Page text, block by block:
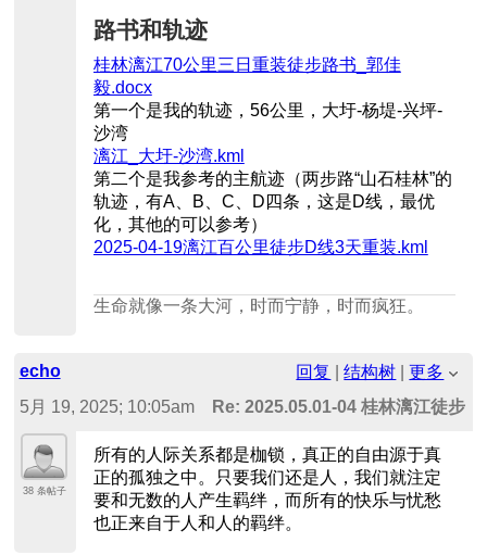
路书和轨迹
桂林漓江70公里三日重装徒步路书_郭佳
毅.docx
第一个是我的轨迹，56公里，大圩-杨堤-兴坪-
沙湾
漓江_大圩-沙湾.kml
第二个是我参考的主航迹（两步路“山石桂林”的
轨迹，有A、B、C、D四条，这是D线，最优
化，其他的可以参考）
2025-04-19漓江百公里徒步D线3天重装.kml
生命就像一条大河，时而宁静，时而疯狂。
echo 回复 |结构树 |更多
5月 19, 2025; 10:05am
Re: 2025.05.01-04 桂林漓江徒步
38 条帖子
所有的人际关系都是枷锁，真正的自由源于真
正的孤独之中。只要我们还是人，我们就注定
要和无数的人产生羁绊，而所有的快乐与忧愁
也正来自于人和人的羁绊。